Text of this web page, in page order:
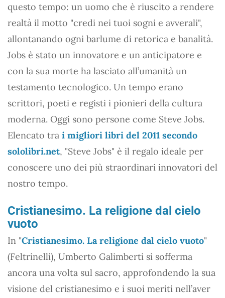
questo tempo: un uomo che è riuscito a rendere
realtà il motto "credi nei tuoi sogni e avverali",
allontanando ogni barlume di retorica e banalità.
Jobs è stato un innovatore e un anticipatore e
con la sua morte ha lasciato all’umanità un
testamento tecnologico. Un tempo erano
scrittori, poeti e registi i pionieri della cultura
moderna. Oggi sono persone come Steve Jobs.
Elencato tra i migliori libri del 2011 secondo
sololibri.net, "Steve Jobs" è il regalo ideale per
conoscere uno dei più straordinari innovatori del
nostro tempo.
Cristianesimo. La religione dal cielo
vuoto
In "Cristianesimo. La religione dal cielo vuoto"
(Feltrinelli), Umberto Galimberti si sofferma
ancora una volta sul sacro, approfondendo la sua
visione del cristianesimo e i suoi meriti nell’aver